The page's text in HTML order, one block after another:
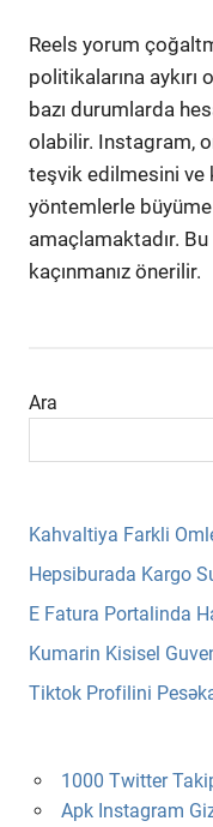
Reels yorum
politikalarına
bazı durumlarda
olabilir. Instagram,
teşvik edilmesini ve
yöntemlerle
amaçlamaktadır.
kaçınmanız önerilir.
Ara
Kahvaltiya Farkli
Hepsiburada Kargo
E Fatura Portalinda
Kumarin Kisisel
Tiktok Profilini
1000 Twitter
Apk Instagram